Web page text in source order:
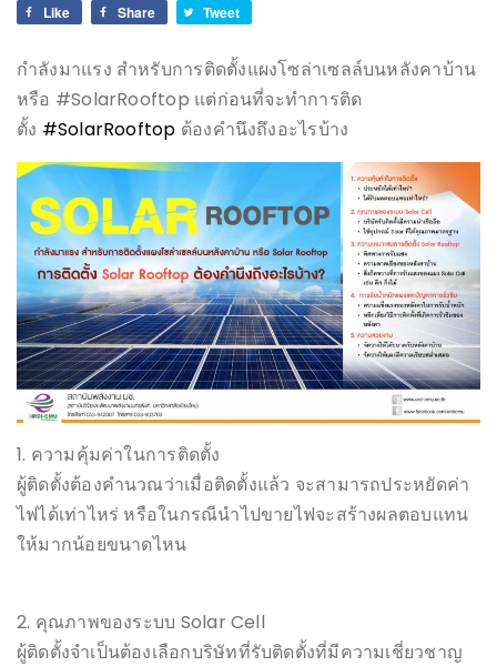
Like Share Tweet
กำลังมาแรง สำหรับการติดตั้งแผงโซล่าเซลล์บนหลังคาบ้าน
หรือ ‪#‎SolarRooftop‬ แต่ก่อนที่จะทำการติด
ตั้ง #SolarRooftop ต้องคำนึงถึงอะไรบ้าง
1. ความคุ้มค่าในการติดตั้ง
ผู้ติดตั้งต้องคำนวณว่าเมื่อติดตั้งแล้ว จะสามารถประหยัดค่า
ไฟได้เท่าไหร่ หรือในกรณีนำไปขายไฟจะสร้างผลตอบแทน
ให้มากน้อยขนาดไหน
2. คุณภาพของระบบ Solar Cell
ผู้ติดตั้งจำเป็นต้องเลือกบริษัทที่รับติดตั้งที่มีความเชี่ยวชาญ